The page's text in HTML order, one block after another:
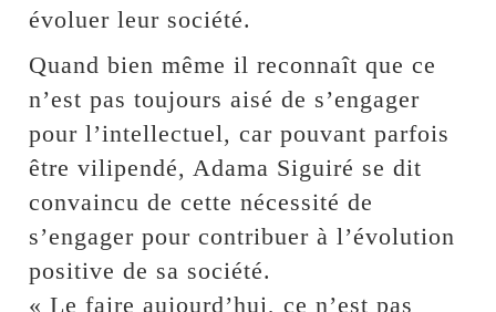
évoluer leur société.
Quand bien même il reconnaît que ce
n’est pas toujours aisé de s’engager
pour l’intellectuel, car pouvant parfois
être vilipendé, Adama Siguiré se dit
convaincu de cette nécessité de
s’engager pour contribuer à l’évolution
positive de sa société.
« Le faire aujourd’hui, ce n’est pas